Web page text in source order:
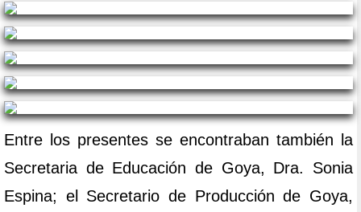
Entre los presentes se encontraban también la
Secretaria de Educación de Goya, Dra. Sonia
Espina; el Secretario de Producción de Goya,